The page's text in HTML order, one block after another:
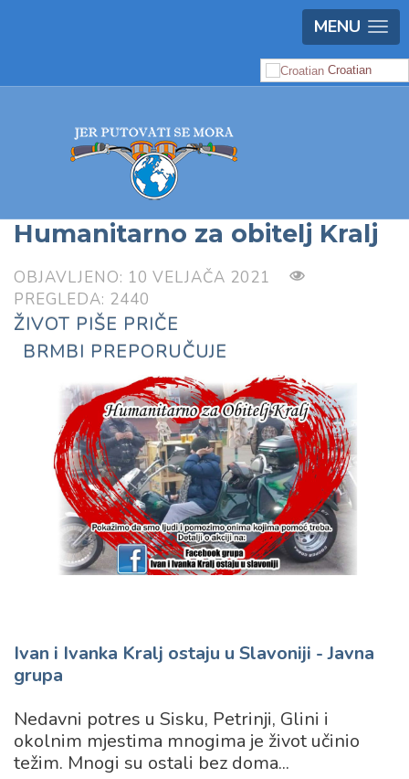
MENU
Croatian
Humanitarno za obitelj Kralj
OBJAVLJENO: 10 VELJAČA 2021
PREGLEDA: 2440
ŽIVOT PIŠE PRIČE
BRMBI PREPORUČUJE
Ivan i Ivanka Kralj ostaju u Slavoniji - Javna
grupa
Nedavni potres u Sisku, Petrinji, Glini i
okolnim mjestima mnogima je život učinio
težim. Mnogi su ostali bez doma...